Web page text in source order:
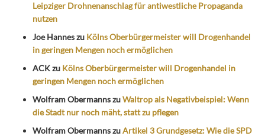
Leipziger Drohnenanschlag für antiwestliche Propaganda
nutzen
Joe Hanneszu Kölns Oberbürgermeister will Drogenhandel
in geringen Mengen noch ermöglichen
ACKzu Kölns Oberbürgermeister will Drogenhandel in
geringen Mengen noch ermöglichen
Wolfram ObermannszuWaltrop als Negativbeispiel: Wenn
die Stadt nur noch mäht, statt zu pflegen
Wolfram ObermannszuArtikel 3 Grundgesetz: Wie die SPD